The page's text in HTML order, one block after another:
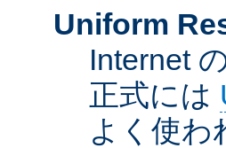
Uniform
Internet
正式には
よく使わ